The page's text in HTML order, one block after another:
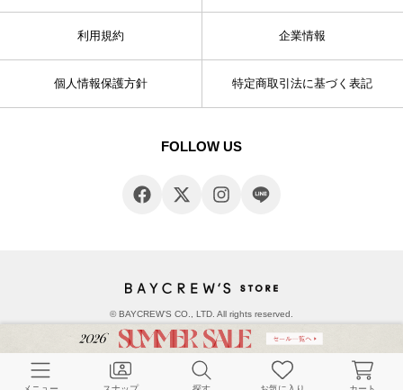
利用規約 企業情報
個人情報保護方針 特定商取引法に基づく表記
FOLLOW US
© BAYCREW’S CO., LTD. All rights reserved.